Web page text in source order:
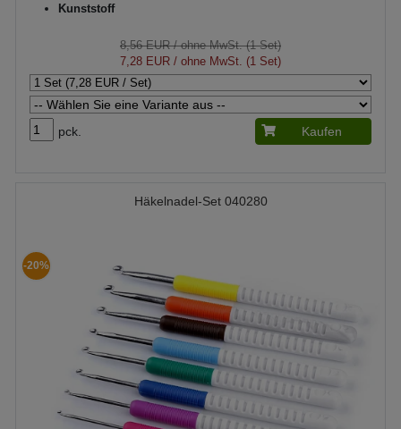
Kunststoff
8,56 EUR/ ohne MwSt. (1 Set)
7,28 EUR / ohne MwSt. (1 Set)
pck. Kaufen
Häkelnadel-Set 040280
-20%